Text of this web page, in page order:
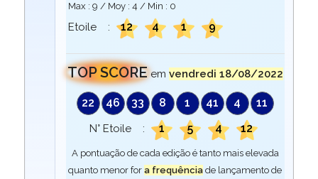
Max : 9 / Moy : 4 / Min : 0
Etoile : 12 4 1 9
TOP SCORE em vendredi 18/08/2022
22 46 33 8 1 41 4 11
N° Etoile : 1 5 4 12
A pontuação de cada edição é tanto mais elevada
quanto menor fora frequência de lançamento de